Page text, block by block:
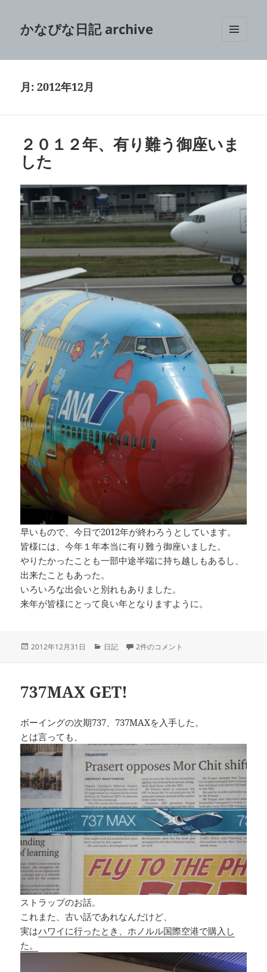
かなぴな日記 archive
ーとウ
月:2012年12月
２０１２年、有り難う御座いま
した
早いもので、今日で2012年が終わろうとしています。
皆様には、今年１年本当に有り難う御座いました。
やりたかったことも一部中途半端に持ち越しもあるし、
出来たこともあった。
いろいろな出会いと別れもありました。
来年が皆様にとって良い年となりますように。
投
2012年12月31日
カ
ー
日記 ２０１２年、有り難う御座いました への
2件のコメント
737MAX GET!
ボーイングの次期737、737MAXを入手した。
とは言っても、
ストラップのお話。
これまた、古い話であれなんだけど、
実はハワイに行ったとき、ホノルル国際空港で購入し
た。